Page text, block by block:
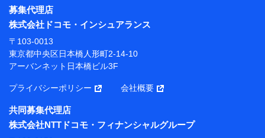
【利用目的】
当社または株式会社NTTドコモ・フィナンシャルグルー
プが提供する保険関連サービスにおけるユーザー登録受
付および管理のため
当社または株式会社NTTドコモ・フィナンシャルグルー
携会社の保険その他に関する情報を提供するため、また
維持管理等の委託業務遂行のため、またそれらに付帯、
関連する当社または株式会社NTTドコモ・フィナンシャ
ルグループおよび提携会社のサービスを案内、提供する
募集代理店
株式会社ドコモ・インシュアランス
〒103-0013
東京都中央区日本橋人形町2-14-10
アーバンネット日本橋ビル3F
プライバシーポリシー 会社概要
共同募集代理店
株式会社NTTドコモ・フィナンシャルグループ